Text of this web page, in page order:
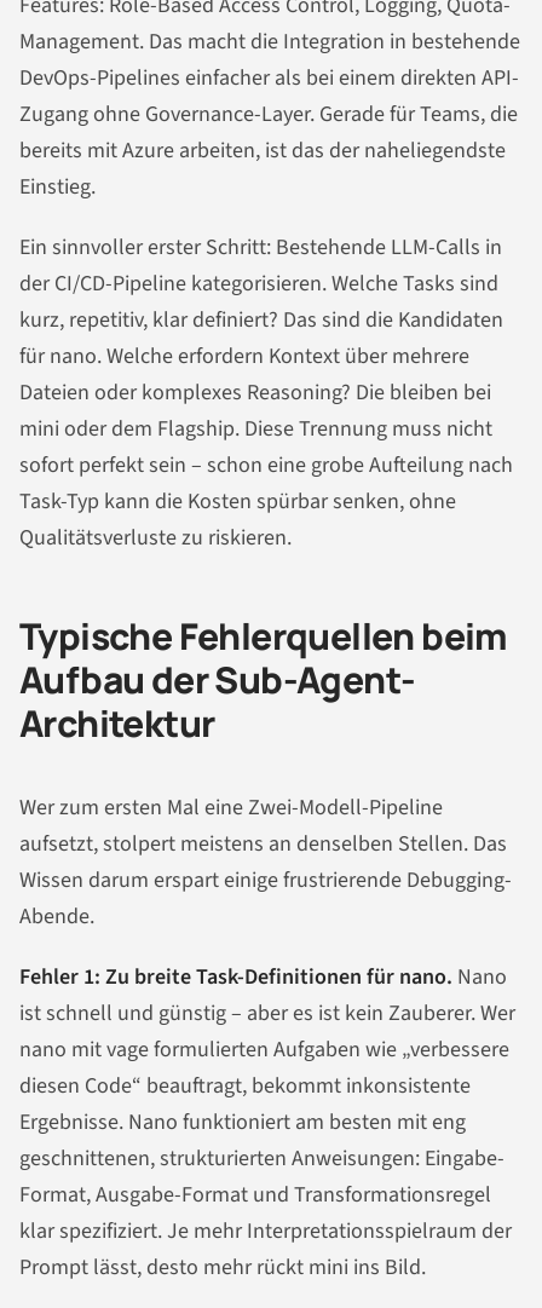
Management. Das macht die Integration in bestehende
DevOps-Pipelines einfacher als bei einem direkten API-
Zugang ohne Governance-Layer. Gerade für Teams, die
bereits mit Azure arbeiten, ist das der naheliegendste
Einstieg.
Ein sinnvoller erster Schritt: Bestehende LLM-Calls in
der CI/CD-Pipeline kategorisieren. Welche Tasks sind
kurz, repetitiv, klar definiert? Das sind die Kandidaten
für nano. Welche erfordern Kontext über mehrere
Dateien oder komplexes Reasoning? Die bleiben bei
mini oder dem Flagship. Diese Trennung muss nicht
sofort perfekt sein – schon eine grobe Aufteilung nach
Task-Typ kann die Kosten spürbar senken, ohne
Qualitätsverluste zu riskieren.
Typische Fehlerquellen beim
Aufbau der Sub-Agent-
Architektur
Wer zum ersten Mal eine Zwei-Modell-Pipeline
aufsetzt, stolpert meistens an denselben Stellen. Das
Wissen darum erspart einige frustrierende Debugging-
Abende.
Fehler 1: Zu breite Task-Definitionen für nano. Nano
ist schnell und günstig – aber es ist kein Zauberer. Wer
nano mit vage formulierten Aufgaben wie „verbessere
diesen Code“ beauftragt, bekommt inkonsistente
Ergebnisse. Nano funktioniert am besten mit eng
geschnittenen, strukturierten Anweisungen: Eingabe-
Format, Ausgabe-Format und Transformationsregel
klar spezifiziert. Je mehr Interpretationsspielraum der
Prompt lässt, desto mehr rückt mini ins Bild.